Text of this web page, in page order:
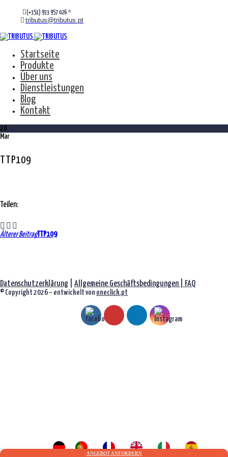
(+351) 933 957 026 *
tributus@tributus.pt
Startseite
Produkte
Über uns
Dienstleistungen
Blog
Kontakt
20
Mar
TTP109
Teilen:
Artikelübersicht
Älterer BeitragTTP109
Datenschutzerklärung Allgemeine Geschäftsbedingungen | FAQ
© Copyright 2026 – entwickelt von oneclick.pt
ANGEBOT ANFORDERN